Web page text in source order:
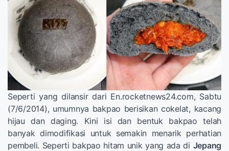
Seperti yang dilansir dari En.rocketnews24.com, Sabtu
(7/6/2014), umumnya bakpao berisikan cokelat, kacang
hijau dan daging. Kini isi dan bentuk bakpao telah
banyak dimodifikasi untuk semakin menarik perhatian
pembeli. Seperti bakpao hitam unik yang ada di Jepang